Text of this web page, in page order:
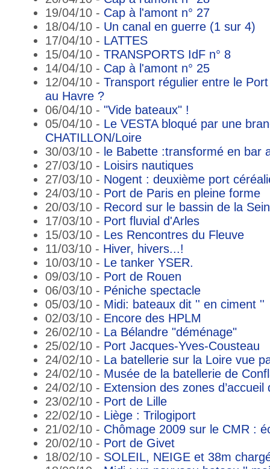
19/04/10 - Cap à l'amont n° 27
18/04/10 - Un canal en guerre (1 sur 4)
17/04/10 - LATTES
15/04/10 - TRANSPORTS IdF n° 8
14/04/10 - Cap à l'amont n° 25
12/04/10 - Transport régulier entre le
au Havre ?
06/04/10 - "Vide bateaux" !
05/04/10 - Le VESTA bloqué par une
CHATILLON/Loire
30/03/10 - le Babette :transformé en bar
27/03/10 - Loisirs nautiques
27/03/10 - Nogent : deuxième port
24/03/10 - Port de Paris en pleine forme
20/03/10 - Record sur le bassin de la
17/03/10 - Port fluvial d'Arles
15/03/10 - Les Rencontres du Fleuve
11/03/10 - Hiver, hivers...!
10/03/10 - Le tanker YSER.
09/03/10 - Port de Rouen
06/03/10 - Péniche spectacle
05/03/10 - Midi: bateaux dit '' en ciment ''
02/03/10 - Encore des HPLM
26/02/10 - La Bélandre "déménage"
25/02/10 - Port Jacques-Yves-Cousteau
24/02/10 - La batellerie sur la Loire vue
24/02/10 - Musée de la batellerie de
24/02/10 - Extension des zones
23/02/10 - Port de Lille
22/02/10 - Liège : Trilogiport
21/02/10 - Chômage 2009 sur le CMR :
20/02/10 - Port de Givet
18/02/10 - SOLEIL, NEIGE et 38m